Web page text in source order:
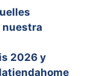
nuestra
2026 y